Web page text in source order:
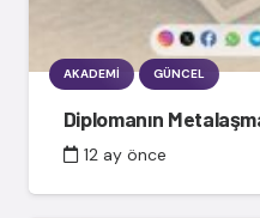
AKADEMI GÜNCEL
Diplomanın
12 ay önce